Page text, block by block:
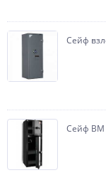
Сейф
Сейф BM